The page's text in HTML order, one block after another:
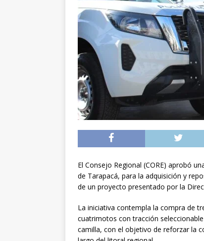
[ 05/08/2026 ]
Iquique
[ 05/08/2026 ]
público del
[ 06/08/2026 ]
noviembre
El Consejo Regional (CORE) aprobó
de Tarapacá, para la adquisición y
de un proyecto presentado por la
La iniciativa contempla la compra de
cuatrimotos con tracción
camilla, con el objetivo de reforzar la